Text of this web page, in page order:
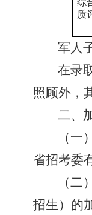
综
质
军人
在录
照顾外，
二、
（
省招考委
（
招生）的